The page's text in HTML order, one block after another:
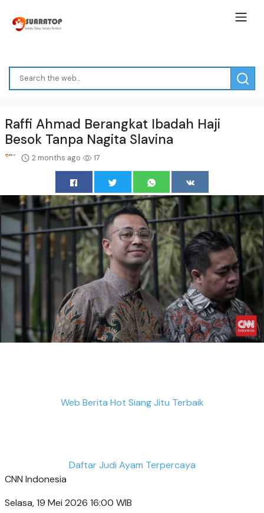
Raffi Ahmad Berangkat Ibadah Haji
Besok Tanpa Nagita Slavina
2 months ago 17
Web Berita Hot Siang Jitu Terbaik
Daftar Judi Ayam Terpercaya
CNN Indonesia
Selasa, 19 Mei 2026 16:00 WIB